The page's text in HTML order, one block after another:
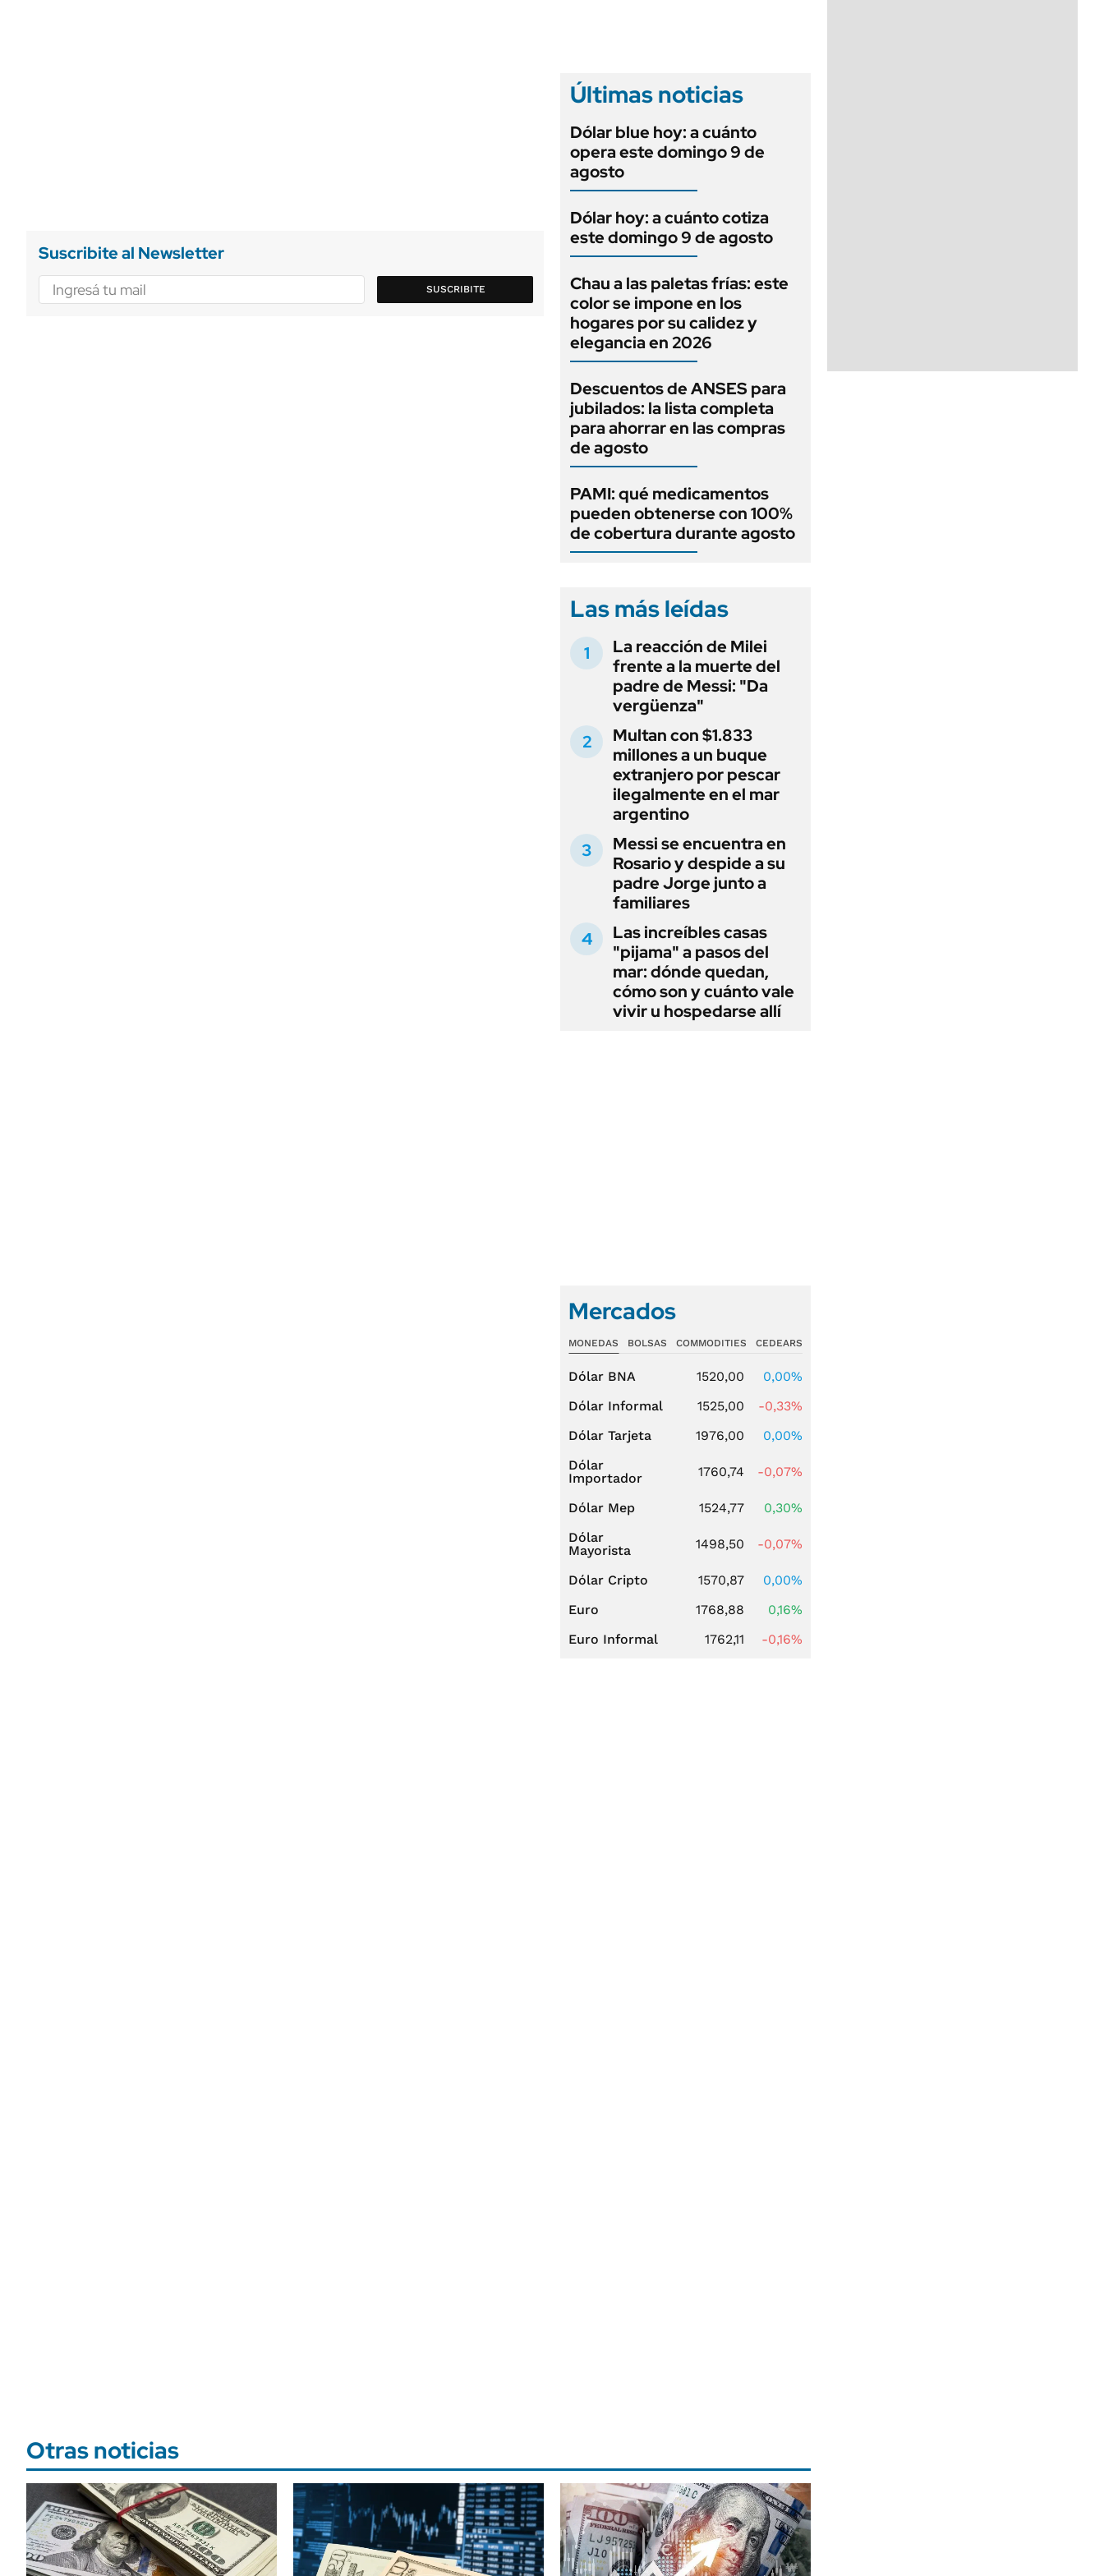
Suscribite al Newsletter
SUSCRIBITE
Últimas noticias
Dólar blue hoy: a cuánto
opera este domingo 9 de
agosto
Dólar hoy: a cuánto cotiza
este domingo 9 de agosto
Chau a las paletas frías: este
color se impone en los
hogares por su calidez y
elegancia en 2026
Descuentos de ANSES para
jubilados: la lista completa
para ahorrar en las compras
de agosto
PAMI: qué medicamentos
pueden obtenerse con 100%
de cobertura durante agosto
Las más leídas
La reacción de Milei
frente a la muerte del
padre de Messi: "Da
vergüenza"
Multan con $1.833
millones a un buque
extranjero por pescar
ilegalmente en el mar
argentino
Messi se encuentra en
Rosario y despide a su
padre Jorge junto a
familiares
Las increíbles casas
"pijama" a pasos del
mar: dónde quedan,
cómo son y cuánto vale
vivir u hospedarse allí
Mercados
MONEDAS BOLSAS COMMODITIES CEDEARS
Dólar BNA 1520,00
0,00%
Dólar Informal
1525,00
-0,33%
Dólar Tarjeta
1976,00
0,00%
Dólar
Importador
1760,74 -0,07%
Dólar Mep 1524,77
0,30%
Dólar
Mayorista
1498,50 -0,07%
Dólar Cripto 1570,87
0,00%
Euro
1768,88
0,16%
Euro Informal
1762,11 -0,16%
Otras noticias